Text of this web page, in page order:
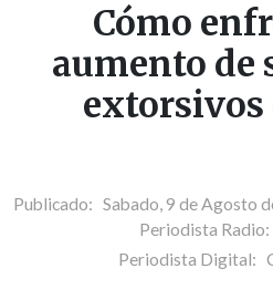
Cómo
aumento de
extorsivos
Publicado: Sabado, 9 de Agosto
Periodista Radio:
Periodista Digital: